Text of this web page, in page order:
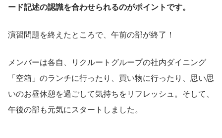
ード記述の認識を合わせられるのがポイントです。
演習問題を終えたところで、午前の部が終了！
メンバーは各自、リクルートグループの社内ダイニング
「空箱」のランチに行ったり、買い物に行ったり、思い思
いのお昼休憩を過ごして気持ちをリフレッシュ。そして、
午後の部も元気にスタートしました。